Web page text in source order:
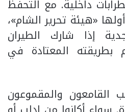
داخلية. مع التحفظ
«هيئة تحرير الشام»،
إذا شارك الطيران
المعتادة في
والمقموعون